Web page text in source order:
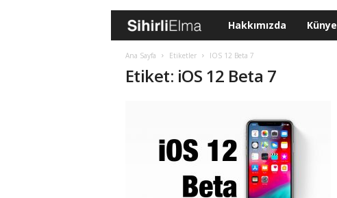
i
h
l
Hakkımızda Künye
Ana Sayfa Etiketler IOS 12 Beta 7
Etiket: iOS 12 Beta 7